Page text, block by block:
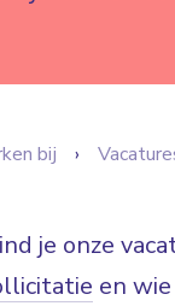
bij
je onze
en